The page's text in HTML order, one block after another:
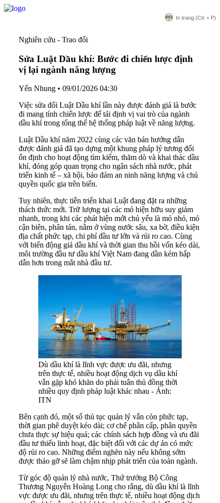
In trang (Ctr + P)
Nghiên cứu - Trao đổi
Sửa Luật Dầu khí: Bước đi chiến lược định
vị lại ngành năng lượng
Yến Nhung • 09/01/2026 04:30
Việc sửa đổi Luật Dầu khí lần này được đánh giá là bước
đi mang tính chiến lược để tái định vị vai trò của ngành
dầu khí trong tổng thể hệ thống pháp luật về năng lượng.
Luật Dầu khí năm 2022 cùng các văn bản hướng dẫn
được đánh giá đã tạo dựng một khung pháp lý tương đối
ổn định cho hoạt động tìm kiếm, thăm dò và khai thác dầu
khí, đóng góp quan trọng cho ngân sách nhà nước, phát
triển kinh tế – xã hội, bảo đảm an ninh năng lượng và chủ
quyền quốc gia trên biển.
Tuy nhiên, thực tiễn triển khai Luật đang đặt ra những
thách thức mới. Trữ lượng tại các mỏ hiện hữu suy giảm
nhanh, trong khi các phát hiện mới chủ yếu là mỏ nhỏ, mỏ
cận biên, phân tán, nằm ở vùng nước sâu, xa bờ, điều kiện
địa chất phức tạp, chi phí đầu tư lớn và rủi ro cao. Cùng
với biến động giá dầu khí và thời gian thu hồi vốn kéo dài,
môi trường đầu tư dầu khí Việt Nam đang dần kém hấp
dẫn hơn trong mắt nhà đầu tư.
Dù dầu khí là lĩnh vực được ưu đãi, nhưng
trên thực tế, nhiều hoạt động dịch vụ dầu khí
vẫn gặp khó khăn do phải tuân thủ đồng thời
nhiều quy định pháp luật khác nhau - Ảnh:
ITN
Bên cạnh đó, một số thủ tục quản lý vẫn còn phức tạp,
thời gian phê duyệt kéo dài; cơ chế phân cấp, phân quyền
chưa thực sự hiệu quả; các chính sách hợp đồng và ưu đãi
đầu tư thiếu linh hoạt, đặc biệt đối với các dự án có mức
độ rủi ro cao. Những điểm nghẽn này nếu không sớm
được tháo gỡ sẽ làm chậm nhịp phát triển của toàn ngành.
Từ góc độ quản lý nhà nước, Thứ trưởng Bộ Công
Thương Nguyễn Hoàng Long cho rằng, dù dầu khí là lĩnh
vực được ưu đãi, nhưng trên thực tế, nhiều hoạt động dịch